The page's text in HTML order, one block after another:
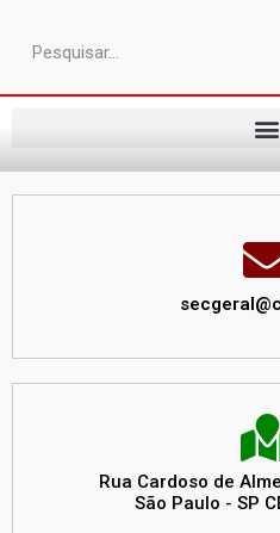
Rua Cardoso de
São Paulo - SP